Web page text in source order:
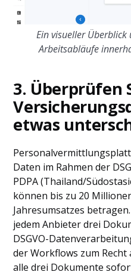
Ein visueller
Arbeitsabläufe
3. Überprüfen
etwas
Daten im Rahmen der
PDPA (Thailand/
können bis zu 20
Jahresumsatzes
jedem Anbieter drei
DSGVO-
der Workflows zum
alle drei Dokumente